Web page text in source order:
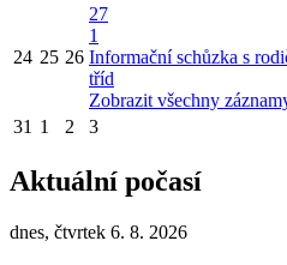
24 25 26
27
1
Informační schůzka s
tříd
Zobrazit všechny
31 1 2 3
Aktuální počasí
dnes, čtvrtek 6. 8. 2026